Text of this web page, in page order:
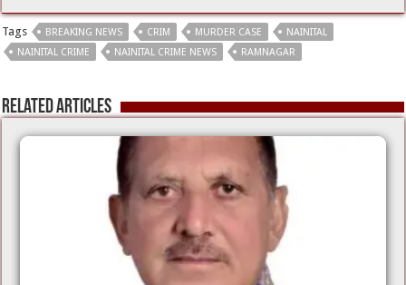
e
b
o
k
tt
er
ai
l
at
sA
p
Tags BREAKING NEWS CRIM MURDER CASE
NAINITAL
NAINITAL CRIME
NAINITAL CRIME NEWS RAMNAGAR
Related Articles